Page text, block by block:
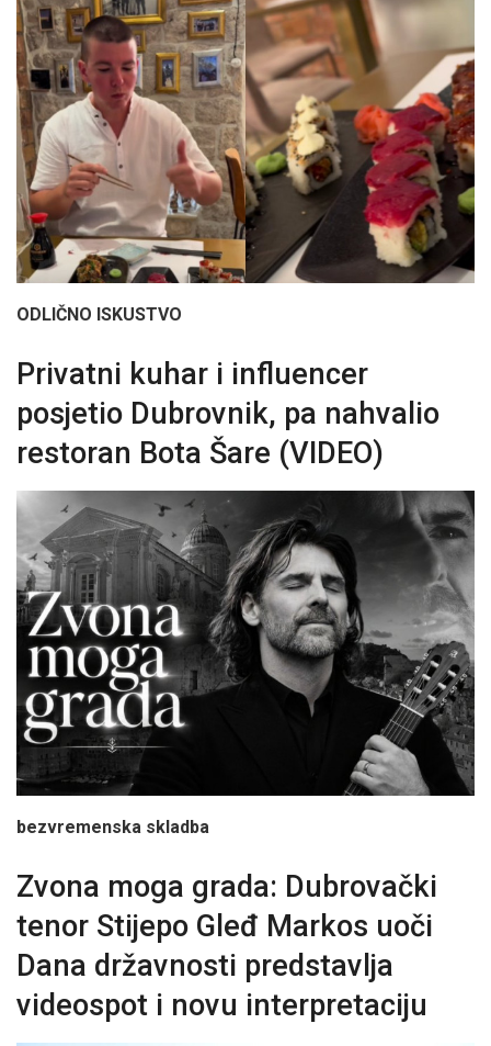
ODLIČNO ISKUSTVO
Privatni kuhar i influencer
posjetio Dubrovnik, pa nahvalio
restoran Bota Šare (VIDEO)
bezvremenska skladba
Zvona moga grada: Dubrovački
tenor Stijepo Gleđ Markos uoči
Dana državnosti predstavlja
videospot i novu interpretaciju